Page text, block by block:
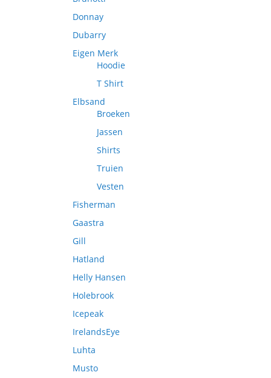
Donnay
Dubarry
Eigen Merk
Hoodie
T Shirt
Elbsand
Broeken
Jassen
Shirts
Truien
Vesten
Fisherman
Gaastra
Gill
Hatland
Helly Hansen
Holebrook
Icepeak
IrelandsEye
Luhta
Musto